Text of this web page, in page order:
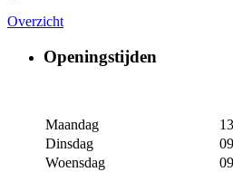
Overzicht
Openingstijden
Maandag
Dinsdag
Woensdag